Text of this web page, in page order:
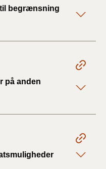
begrænsning
på anden